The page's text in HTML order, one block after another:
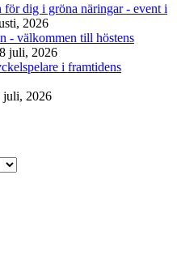
dig i gröna näringar - event i
2026
- välkommen till höstens
juli, 2026
i framtidens
juli, 2026